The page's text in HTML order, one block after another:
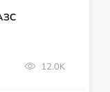
12.0K